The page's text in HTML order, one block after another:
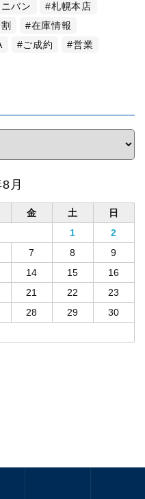
バン
札幌本店
在庫情報
ご成約
営業
月
金 土
日
1
2
7 8
9
14 15
16
21 22
23
28 29
30